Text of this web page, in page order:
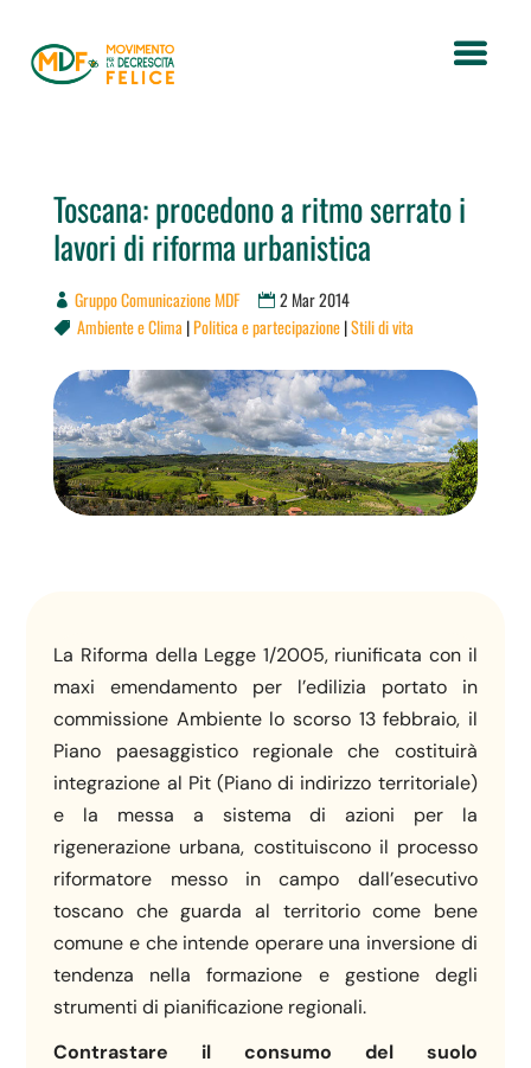
Toscana: procedono a ritmo serrato i
lavori di riforma urbanistica
Gruppo Comunicazione MDF 2 Mar 2014
 Ambiente e Clima |Politica e partecipazione|Stili di vita
La Riforma della Legge 1/2005, riunificata con il
maxi emendamento per l’edilizia portato in
commissione Ambiente lo scorso 13 febbraio, il
Piano paesaggistico regionale che costituirà
integrazione al Pit (Piano di indirizzo territoriale)
e la messa a sistema di azioni per la
rigenerazione urbana, costituiscono il processo
riformatore messo in campo dall’esecutivo
toscano che guarda al territorio come bene
comune e che intende operare una inversione di
tendenza nella formazione e gestione degli
strumenti di pianificazione regionali.
Contrastare il consumo del suolo